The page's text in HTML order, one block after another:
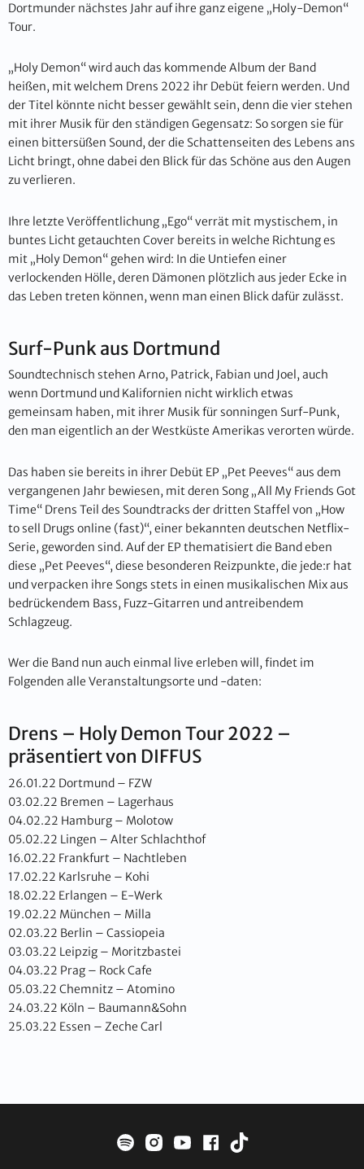
Dortmunder nächstes Jahr auf ihre ganz eigene „Holy-Demon“
Tour.
„Holy Demon“ wird auch das kommende Album der Band
heißen, mit welchem Drens 2022 ihr Debüt feiern werden. Und
der Titel könnte nicht besser gewählt sein, denn die vier stehen
mit ihrer Musik für den ständigen Gegensatz: So sorgen sie für
einen bittersüßen Sound, der die Schattenseiten des Lebens ans
Licht bringt, ohne dabei den Blick für das Schöne aus den Augen
zu verlieren.
Ihre letzte Veröffentlichung „Ego“ verrät mit mystischem, in
buntes Licht getauchten Cover bereits in welche Richtung es
mit „Holy Demon“ gehen wird: In die Untiefen einer
verlockenden Hölle, deren Dämonen plötzlich aus jeder Ecke in
das Leben treten können, wenn man einen Blick dafür zulässt.
Surf-Punk aus Dortmund
Soundtechnisch stehen Arno, Patrick, Fabian und Joel, auch
wenn Dortmund und Kalifornien nicht wirklich etwas
gemeinsam haben, mit ihrer Musik für sonningen Surf-Punk,
den man eigentlich an der Westküste Amerikas verorten würde.
Das haben sie bereits in ihrer Debüt EP „Pet Peeves“ aus dem
vergangenen Jahr bewiesen, mit deren Song „All My Friends Got
Time“ Drens Teil des Soundtracks der dritten Staffel von „How
to sell Drugs online (fast)“, einer bekannten deutschen Netflix-
Serie, geworden sind. Auf der EP thematisiert die Band eben
diese „Pet Peeves“, diese besonderen Reizpunkte, die jede:r hat
und verpacken ihre Songs stets in einen musikalischen Mix aus
bedrückendem Bass, Fuzz-Gitarren und antreibendem
Schlagzeug.
Wer die Band nun auch einmal live erleben will, findet im
Folgenden alle Veranstaltungsorte und -daten:
Drens – Holy Demon Tour 2022 –
präsentiert von DIFFUS
26.01.22 Dortmund – FZW
03.02.22 Bremen – Lagerhaus
04.02.22 Hamburg – Molotow
05.02.22 Lingen – Alter Schlachthof
16.02.22 Frankfurt – Nachtleben
17.02.22 Karlsruhe – Kohi
18.02.22 Erlangen – E-Werk
19.02.22 München – Milla
02.03.22 Berlin – Cassiopeia
03.03.22 Leipzig – Moritzbastei
04.03.22 Prag – Rock Cafe
05.03.22 Chemnitz – Atomino
24.03.22 Köln – Baumann&Sohn
25.03.22 Essen – Zeche Carl